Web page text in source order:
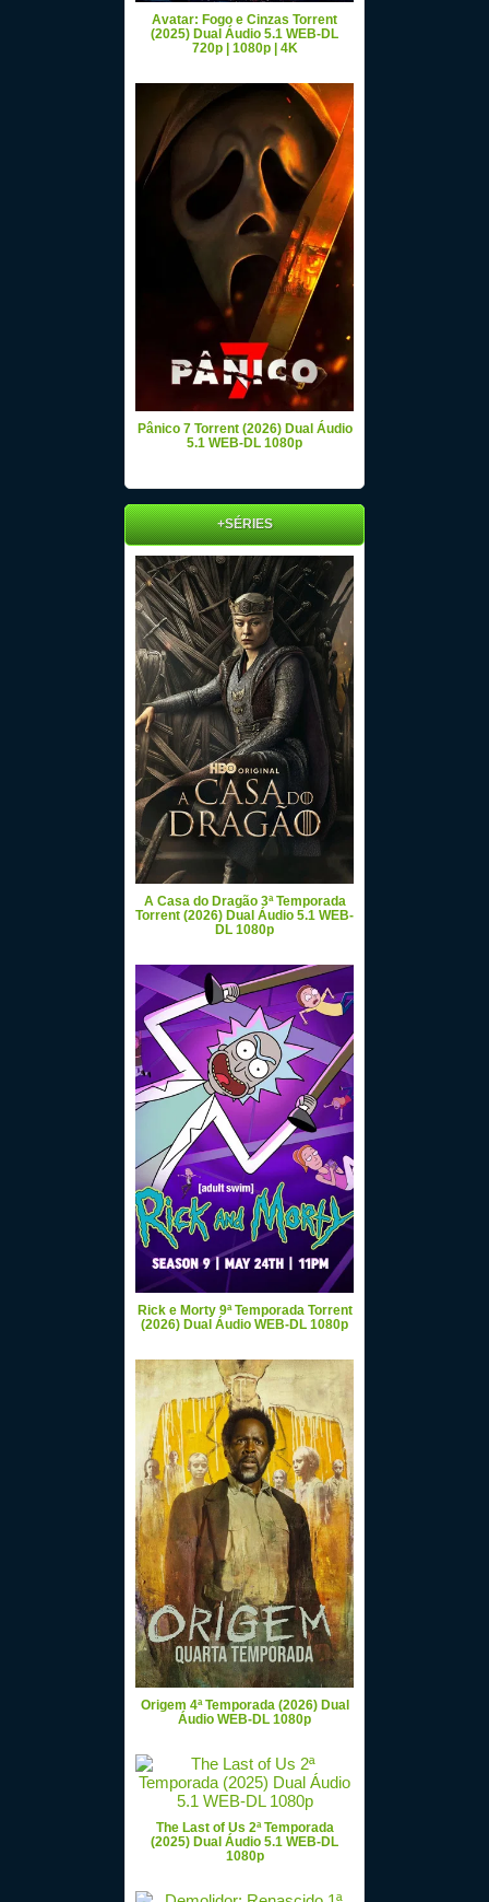
Avatar: Fogo e Cinzas Torrent
(2025) Dual Áudio 5.1 WEB-DL
720p | 1080p | 4K
Pânico 7 Torrent (2026) Dual Áudio
5.1 WEB-DL 1080p
+SÉRIES
A Casa do Dragão 3ª Temporada
Torrent (2026) Dual Áudio 5.1 WEB-
DL 1080p
Rick e Morty 9ª Temporada Torrent
(2026) Dual Áudio WEB-DL 1080p
Origem 4ª Temporada (2026) Dual
Áudio WEB-DL 1080p
The Last of Us 2ª Temporada
(2025) Dual Áudio 5.1 WEB-DL
1080p